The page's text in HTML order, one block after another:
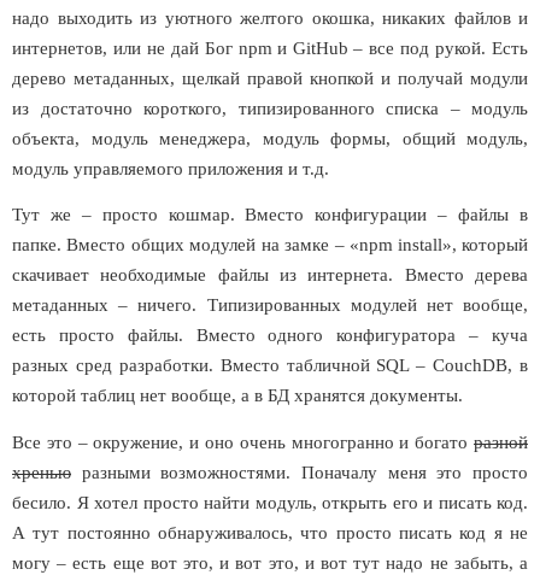
надо выходить из уютного желтого окошка, никаких файлов и
интернетов, или не дай Бог npm и GitHub – все под рукой. Есть
дерево метаданных, щелкай правой кнопкой и получай модули
из достаточно короткого, типизированного списка – модуль
объекта, модуль менеджера, модуль формы, общий модуль,
модуль управляемого приложения и т.д.
Тут же – просто кошмар. Вместо конфигурации – файлы в
папке. Вместо общих модулей на замке – «npm install», который
скачивает необходимые файлы из интернета. Вместо дерева
метаданных – ничего. Типизированных модулей нет вообще,
есть просто файлы. Вместо одного конфигуратора – куча
разных сред разработки. Вместо табличной SQL –CouchDB, в
которой таблиц нет вообще, а в БД хранятся документы.
Все это – окружение, и оно очень многогранно и богато разной
хренью разными возможностями. Поначалу меня это просто
бесило. Я хотел просто найти модуль, открыть его и писать код.
А тут постоянно обнаруживалось, что просто писать код я не
могу – есть еще вот это, и вот это, и вот тут надо не забыть, а